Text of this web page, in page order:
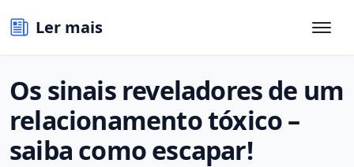
Ler mais
Os sinais reveladores de um
relacionamento tóxico –
saiba como escapar!